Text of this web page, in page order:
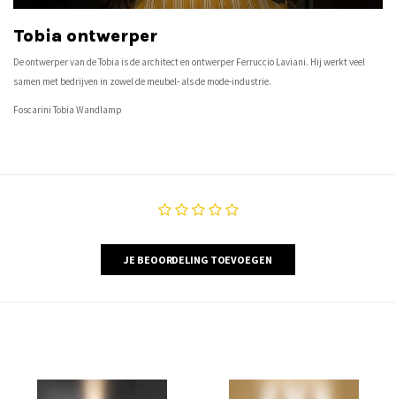
Tobia ontwerper
De ontwerper van de Tobia is de architect en ontwerper Ferruccio Laviani. Hij werkt veel
samen met bedrijven in zowel de meubel- als de mode-industrie.
Foscarini Tobia Wandlamp
JE BEOORDELING TOEVOEGEN